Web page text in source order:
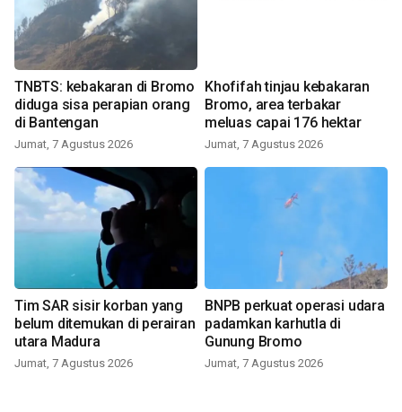
TNBTS: kebakaran di Bromo
diduga sisa perapian orang
di Bantengan
Jumat, 7 Agustus 2026
Khofifah tinjau kebakaran
Bromo, area terbakar
meluas capai 176 hektar
Jumat, 7 Agustus 2026
Tim SAR sisir korban yang
belum ditemukan di perairan
utara Madura
Jumat, 7 Agustus 2026
BNPB perkuat operasi udara
padamkan karhutla di
Gunung Bromo
Jumat, 7 Agustus 2026